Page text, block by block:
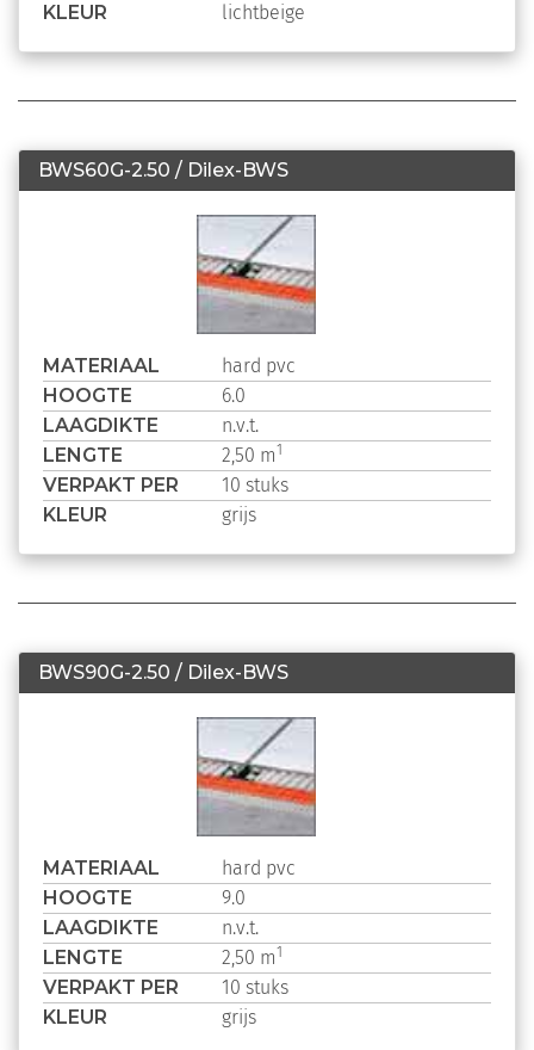
KLEUR lichtbeige
BWS60G-2.50 / Dilex-BWS
MATERIAAL hard pvc
HOOGTE 6.0
LAAGDIKTE n.v.t.
LENGTE 2,50 m1
VERPAKT PER 10 stuks
KLEUR grijs
BWS90G-2.50 / Dilex-BWS
MATERIAAL hard pvc
HOOGTE 9.0
LAAGDIKTE n.v.t.
LENGTE 2,50 m1
VERPAKT PER 10 stuks
KLEUR grijs